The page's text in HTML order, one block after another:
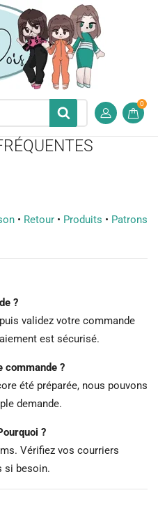
0
• Retour • Produits • Patrons
?
validez votre commande
est sécurisé.
commande ?
été préparée, nous pouvons
demande.
?
Vérifiez vos courriers
si besoin.